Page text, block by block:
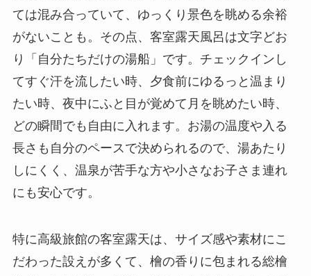
ては混み合っていて、ゆっくり景色を眺める余裕
がないことも。その点、客室露天風呂は文字どお
り「自分たちだけの湯船」です。チェックインし
てすぐ汗を流したい時、夕食前にゆるっと温まり
たい時、夜中にふと目が覚めて月を眺めたい時、
どの瞬間でも自由に入れます。お湯の温度や入る
長さも自分のペースで決められるので、湯あたり
しにくく、温泉が苦手な方や小さなお子さま連れ
にも安心です。
特に高級旅館の客室露天は、サイズ感や素材にこ
だわった設えが多くて、檜の香りに包まれる総檜